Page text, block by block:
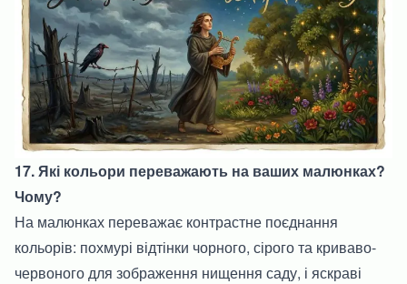
17. Які кольори переважають на ваших малюнках?
Чому?
На малюнках переважає контрастне поєднання
кольорів: похмурі відтінки чорного, сірого та криваво-
червоного для зображення нищення саду, і яскраві